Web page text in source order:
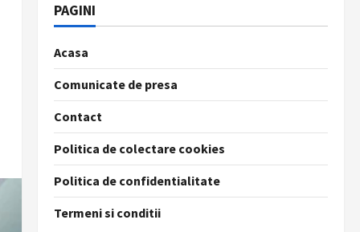
PAGINI
Acasa
Comunicate de presa
Contact
Politica de colectare cookies
Politica de confidentialitate
Termeni si conditii